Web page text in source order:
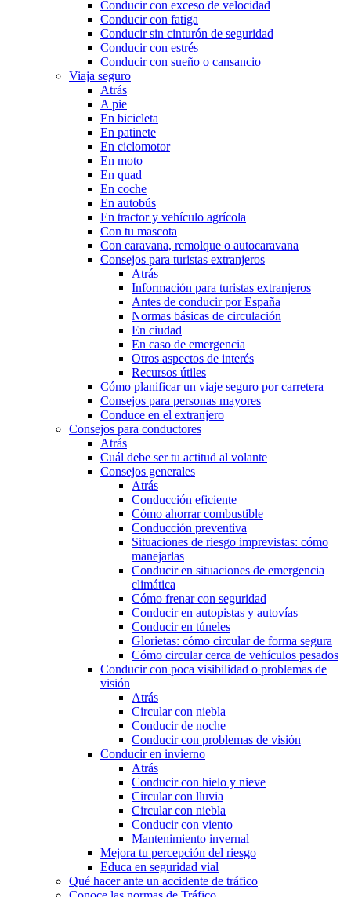
Conducir con exceso de velocidad
Conducir con fatiga
Conducir sin cinturón de seguridad
Conducir con estrés
Conducir con sueño o cansancio
Viaja seguro
Atrás
A pie
En bicicleta
En patinete
En ciclomotor
En moto
En quad
En coche
En autobús
En tractor y vehículo agrícola
Con tu mascota
Con caravana, remolque o autocaravana
Consejos para turistas extranjeros
Atrás
Información para turistas extranjeros
Antes de conducir por España
Normas básicas de circulación
En ciudad
En caso de emergencia
Otros aspectos de interés
Recursos útiles
Cómo planificar un viaje seguro por carretera
Consejos para personas mayores
Conduce en el extranjero
Consejos para conductores
Atrás
Cuál debe ser tu actitud al volante
Consejos generales
Atrás
Conducción eficiente
Cómo ahorrar combustible
Conducción preventiva
Situaciones de riesgo imprevistas: cómo
manejarlas
Conducir en situaciones de emergencia
climática
Cómo frenar con seguridad
Conducir en autopistas y autovías
Conducir en túneles
Glorietas: cómo circular de forma segura
Cómo circular cerca de vehículos pesados
Conducir con poca visibilidad o problemas de
visión
Atrás
Circular con niebla
Conducir de noche
Conducir con problemas de visión
Conducir en invierno
Atrás
Conducir con hielo y nieve
Circular con lluvia
Circular con niebla
Conducir con viento
Mantenimiento invernal
Mejora tu percepción del riesgo
Educa en seguridad vial
Qué hacer ante un accidente de tráfico